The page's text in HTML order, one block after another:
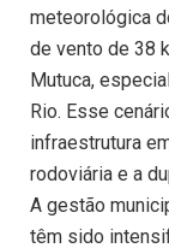
meteorológica
de vento de 38
Mutuca,
Rio. Esse
infraestrutura
rodoviária e a
A gestão
têm sido